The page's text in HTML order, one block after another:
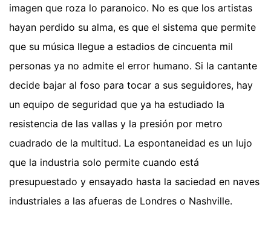
imagen que roza lo paranoico. No es que los artistas
hayan perdido su alma, es que el sistema que permite
que su música llegue a estadios de cincuenta mil
personas ya no admite el error humano. Si la cantante
decide bajar al foso para tocar a sus seguidores, hay
un equipo de seguridad que ya ha estudiado la
resistencia de las vallas y la presión por metro
cuadrado de la multitud. La espontaneidad es un lujo
que la industria solo permite cuando está
presupuestado y ensayado hasta la saciedad en naves
industriales a las afueras de Londres o Nashville.